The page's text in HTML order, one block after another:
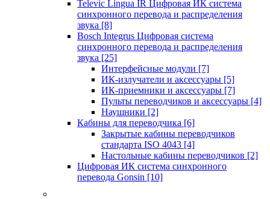
Televic Lingua IR Цифровая ИК система
синхронного перевода и распределения
звука [8]
Bosch Integrus Цифровая система
синхронного перевода и распределения
звука [25]
Интерфейсные модули [7]
ИК-излучатели и аксессуары [5]
ИК-приемники и аксессуары [7]
Пульты переводчиков и аксессуары [4]
Наушники [2]
Кабины для переводчика [6]
Закрытые кабины переводчиков
стандарта ISO 4043 [4]
Настольные кабины переводчиков [2]
Цифровая ИК система синхронного
перевода Gonsin [10]